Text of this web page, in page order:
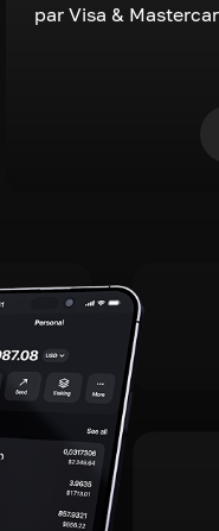
par Visa &